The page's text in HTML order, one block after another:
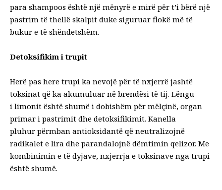
para shampoos është një mënyrë e mirë për t’i bërë një
pastrim të thellë skalpit duke siguruar flokë më të
bukur e të shëndetshëm.
Detoksifikim i trupit
Herë pas here trupi ka nevojë për të nxjerrë jashtë
toksinat që ka akumuluar në brendësi të tij. Lëngu
i limonit është shumë i dobishëm për mëlçinë, organ
primar i pastrimit dhe detoksifikimit. Kanella
pluhur përmban antioksidantë që neutralizojnë
radikalet e lira dhe parandalojnë dëmtimin qelizor. Me
kombinimin e të dyjave, nxjerrja e toksinave nga trupi
është shumë.